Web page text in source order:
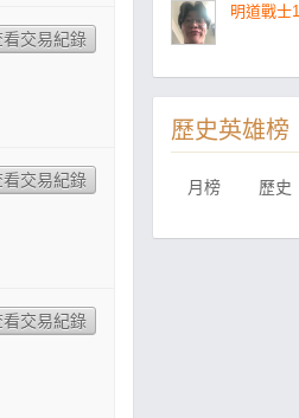
明道戰士1
歷史英雄榜
月榜 歷史